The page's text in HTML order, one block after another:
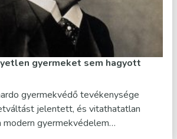
gyermeket sem hagyott
gyermekvédő tevékenysége
jelentett, és vitathatatlan
gyermekvédelem…